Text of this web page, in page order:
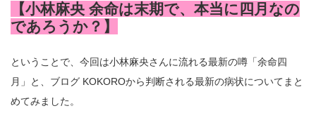
【小林麻央 余命は末期で、本当に四月なの
であろうか？】
ということで、今回は小林麻央さんに流れる最新の噂「余命四
月」と、ブログ KOKOROから判断される最新の病状についてまと
めてみました。